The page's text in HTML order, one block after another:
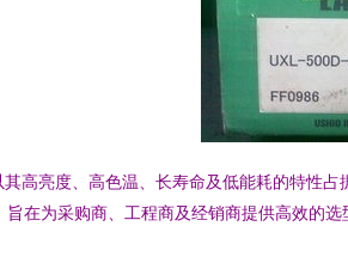
高亮度、高色温、长寿命及低能耗的特性
在为采购商、工程商及经销商提供高效的选